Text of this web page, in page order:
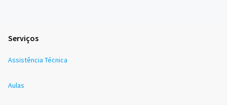
Serviços
Assistência Técnica
Aulas